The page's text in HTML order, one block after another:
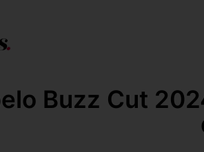
Buzz Cut